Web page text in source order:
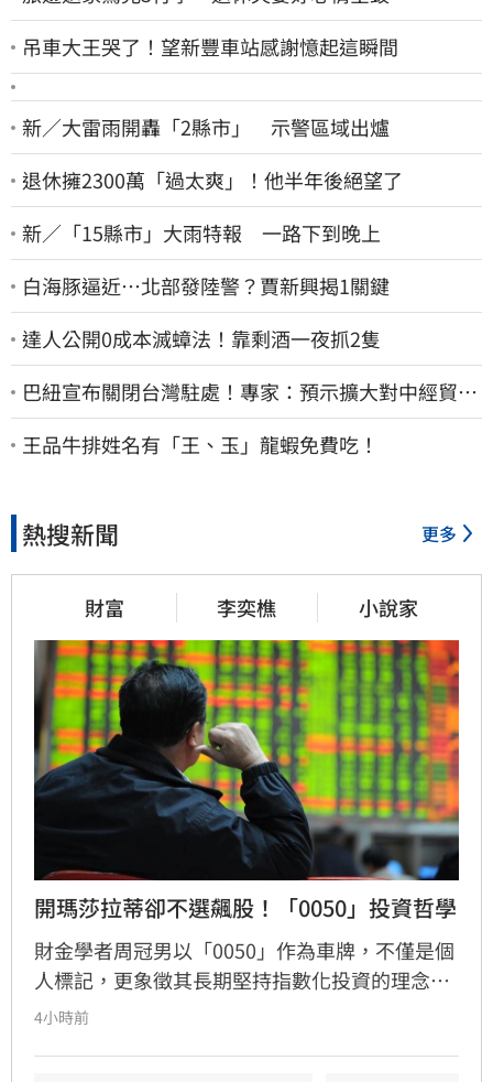
吊車大王哭了！望新豐車站感謝憶起這瞬間
新／大雷雨開轟「2縣市」 示警區域出爐
退休擁2300萬「過太爽」！他半年後絕望了
新／「15縣市」大雨特報 一路下到晚上
白海豚逼近…北部發陸警？賈新興揭1關鍵
達人公開0成本滅蟑法！靠剩酒一夜抓2隻
巴紐宣布關閉台灣駐處！專家：預示擴大對中經貿合
作
王品牛排姓名有「王、玉」龍蝦免費吃！
熱搜新聞 更多
財富 李奕樵 小說家
開瑪莎拉蒂卻不選飆股！「0050」投資哲學
財金學者周冠男以「0050」作為車牌，不僅是個
人標記，更象徵其長期堅持指數化投資的理念。
他透過學術研究與親身實踐發現，頻繁選股難以
4小時前